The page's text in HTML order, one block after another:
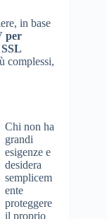
in base
per
complessi,
Chi non ha
grandi
esigenze e
desidera
semplicem
ente
proteggere
il proprio